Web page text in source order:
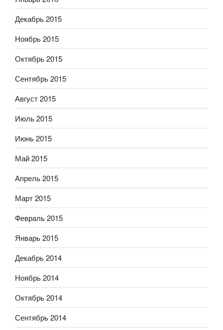
Декабрь 2015
Ноябрь 2015
Октябрь 2015
Сентябрь 2015
Август 2015
Июль 2015
Июнь 2015
Май 2015
Апрель 2015
Март 2015
Февраль 2015
Январь 2015
Декабрь 2014
Ноябрь 2014
Октябрь 2014
Сентябрь 2014